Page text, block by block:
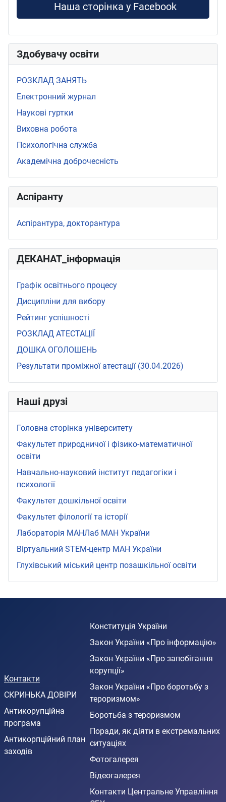
Наша сторінка у Facebook
Здобувачу освіти
РОЗКЛАД ЗАНЯТЬ
Електронний журнал
Наукові гуртки
Виховна робота
Психологічна служба
Академічна доброчесність
Аспіранту
Аспірантура, докторантура
ДЕКАНАТ_інформація
Графік освітнього процесу
Дисципліни для вибору
Рейтинг успішності
РОЗКЛАД АТЕСТАЦІЇ
ДОШКА ОГОЛОШЕНЬ
Результати проміжної атестації (30.04.2026)
Наші друзі
Головна сторінка університету
Факультет природничої і фізико-математичної
освіти
Навчально-науковий інститут педагогіки і
психології
Факультет дошкільної освіти
Факультет філології та історії
Лабораторія МАНЛаб МАН України
Віртуальний STEМ-центр МАН України
Глухівський міський центр позашкільної освіти
Контакти
СКРИНЬКА ДОВІРИ
Антикорупційна
програма
Антикорпційний план
заходів
Конституція України
Закон України «Про інформацію»
Закон України «Про запобігання
корупції»
Закон України «Про боротьбу з
тероризмом»
Боротьба з тероризмом
Поради, як діяти в екстремальних
ситуаціях
Фотогалерея
Відеогалерея
Контакти Центральне Управління